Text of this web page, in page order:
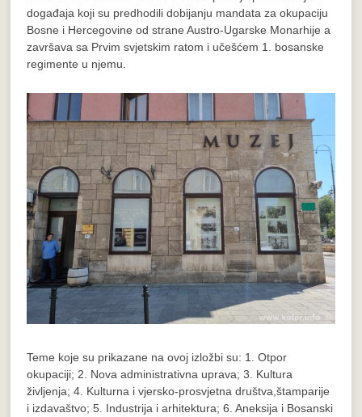
događaja koji su predhodili dobijanju mandata za okupaciju
Bosne i Hercegovine od strane Austro-Ugarske Monarhije a
završava sa Prvim svjetskim ratom i učešćem 1. bosanske
regimente u njemu.
Teme koje su prikazane na ovoj izložbi su: 1. Otpor
okupaciji; 2. Nova administrativna uprava; 3. Kultura
življenja; 4. Kulturna i vjersko-prosvjetna društva,štamparije
i izdavaštvo; 5. Industrija i arhitektura; 6. Aneksija i Bosanski